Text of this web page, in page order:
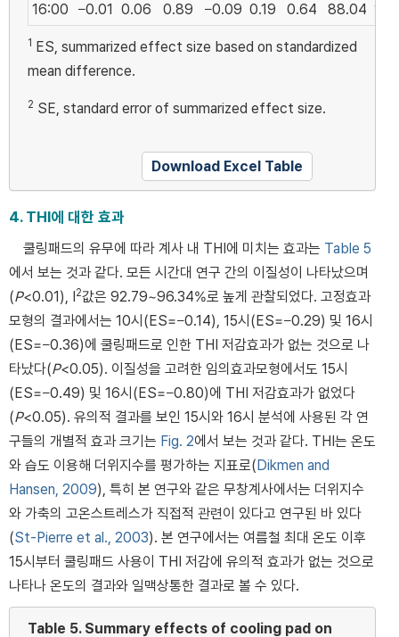
16:00
−0.01 0.06 0.89 −0.09 0.19 0.64 88.04
1 ES, summarized effect size based on standardized
mean difference.
2 SE, standard error of summarized effect size.
Download Excel Table
4. THI에 대한 효과
쿨링패드의 유무에 따라 계사 내 THI에 미치는 효과는 Table 5
에서 보는 것과 같다. 모든 시간대 연구 간의 이질성이 나타났으며
(P<0.01), I2값은 92.79~96.34%로 높게 관찰되었다. 고정효과
모형의 결과에서는 10시(ES=−0.14), 15시(ES=−0.29) 및 16시
(ES=−0.36)에 쿨링패드로 인한 THI 저감효과가 없는 것으로 나
타났다(P<0.05). 이질성을 고려한 임의효과모형에서도 15시
(ES=−0.49) 및 16시(ES=−0.80)에 THI 저감효과가 없었다
(P<0.05). 유의적 결과를 보인 15시와 16시 분석에 사용된 각 연
구들의 개별적 효과 크기는 Fig. 2에서 보는 것과 같다. THI는 온도
와 습도 이용해 더위지수를 평가하는 지표로(Dikmen and
Hansen, 2009), 특히 본 연구와 같은 무창계사에서는 더위지수
와 가축의 고온스트레스가 직접적 관련이 있다고 연구된 바 있다
(St-Pierre et al., 2003). 본 연구에서는 여름철 최대 온도 이후
15시부터 쿨링패드 사용이 THI 저감에 유의적 효과가 없는 것으로
나타나 온도의 결과와 일맥상통한 결과로 볼 수 있다.
Table 5. Summary effects of cooling pad on